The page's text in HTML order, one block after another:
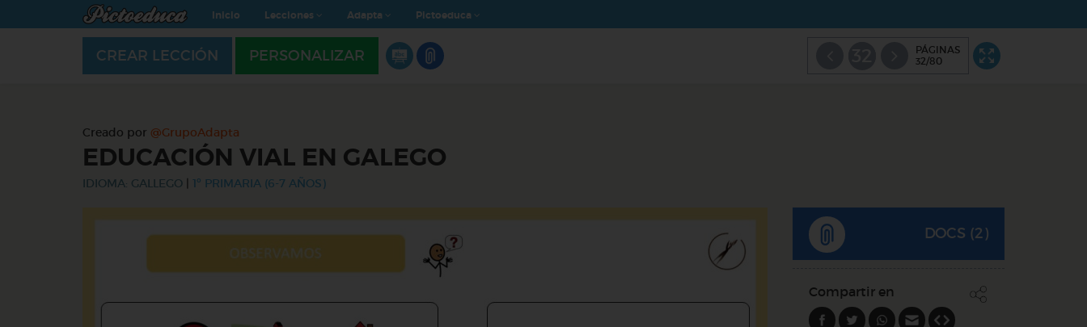
Inicio Lecciones Adapta Pictoeduca
CREAR LECCIÓN PERSONALIZAR
PÁGINAS
32/80
Creado por @GrupoAdapta
EDUCACIÓN VIAL EN GALEGO
IDIOMA: GALLEGO 1º PRIMARIA (6-7 AÑOS)
DOCS (2)
Compartir en